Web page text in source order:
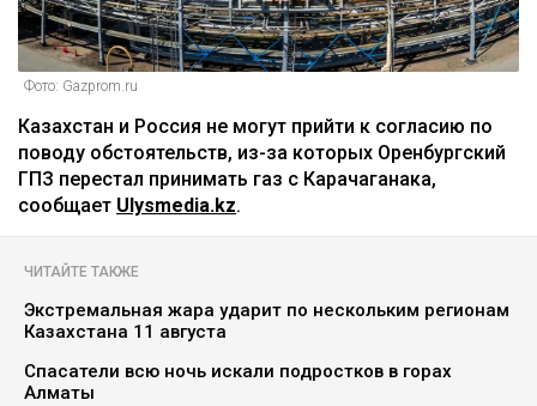
Фото: Gazprom.ru
Казахстан и Россия не могут прийти к согласию по
поводу обстоятельств, из-за которых Оренбургский
ГПЗ перестал принимать газ с Карачаганака,
сообщает Ulysmedia.kz.
ЧИТАЙТЕ ТАКЖЕ
Экстремальная жара ударит по нескольким регионам
Казахстана 11 августа
Спасатели всю ночь искали подростков в горах
Алматы